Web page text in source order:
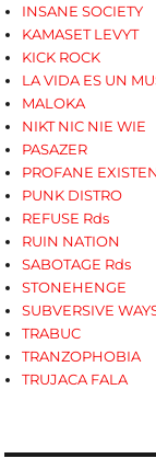
INSANE SOCIETY
KAMASET LEVYT
KICK ROCK
LA VIDA ES UN
MALOKA
NIKT NIC NIE WIE
PASAZER
PROFANE
PUNK DISTRO
REFUSE Rds
RUIN NATION
SABOTAGE Rds
STONEHENGE
SUBVERSIVE
TRABUC
TRANZOPHOBIA
TRUJACA FALA